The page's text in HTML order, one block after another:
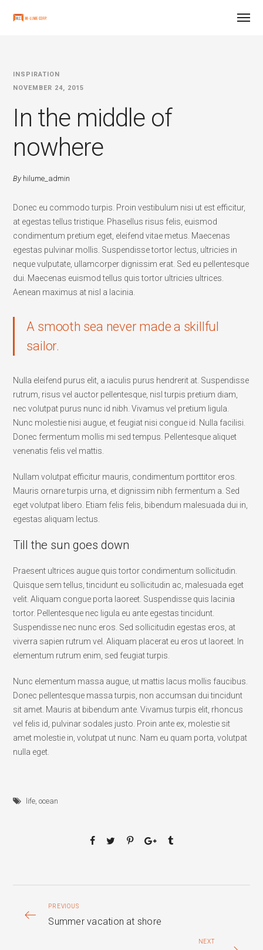
INSPIRATION
NOVEMBER 24, 2015
In the middle of
nowhere
By hilume_admin
Donec eu commodo turpis. Proin vestibulum nisi ut est efficitur,
at egestas tellus tristique. Phasellus risus felis, euismod
condimentum pretium eget, eleifend vitae metus. Maecenas
egestas pulvinar mollis. Suspendisse tortor lectus, ultricies in
neque vulputate, ullamcorper dignissim erat. Sed eu pellentesque
dui. Maecenas euismod tellus quis tortor ultricies ultrices.
Aenean maximus at nisl a lacinia.
A smooth sea never made a skillful
sailor.
Nulla eleifend purus elit, a iaculis purus hendrerit at. Suspendisse
rutrum, risus vel auctor pellentesque, nisl turpis pretium diam,
nec volutpat purus nunc id nibh. Vivamus vel pretium ligula.
Nunc molestie nisi augue, et feugiat nisi congue id. Nulla facilisi.
Donec fermentum mollis mi sed tempus. Pellentesque aliquet
venenatis felis vel mattis.
Nullam volutpat efficitur mauris, condimentum porttitor eros.
Mauris ornare turpis urna, et dignissim nibh fermentum a. Sed
eget volutpat libero. Etiam felis felis, bibendum malesuada dui in,
egestas aliquam lectus.
Till the sun goes down
Praesent ultrices augue quis tortor condimentum sollicitudin.
Quisque sem tellus, tincidunt eu sollicitudin ac, malesuada eget
velit. Aliquam congue porta laoreet. Suspendisse quis lacinia
tortor. Pellentesque nec ligula eu ante egestas tincidunt.
Suspendisse nec nunc eros. Sed sollicitudin egestas eros, at
viverra sapien rutrum vel. Aliquam placerat eu eros ut laoreet. In
elementum rutrum enim, sed feugiat turpis.
Nunc elementum massa augue, ut mattis lacus mollis faucibus.
Donec pellentesque massa turpis, non accumsan dui tincidunt
sit amet. Mauris at bibendum ante. Vivamus turpis elit, rhoncus
vel felis id, pulvinar sodales justo. Proin ante ex, molestie sit
amet molestie in, volutpat ut nunc. Nam eu quam porta, volutpat
nulla eget.
life,ocean
PREVIOUS
Summer vacation at shore
NEXT